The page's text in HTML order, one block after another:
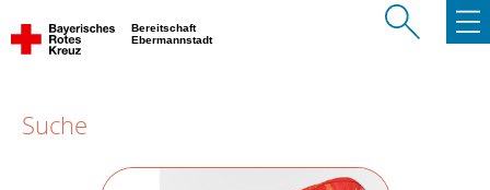
Bereitschaft
Ebermannstadt
Suche